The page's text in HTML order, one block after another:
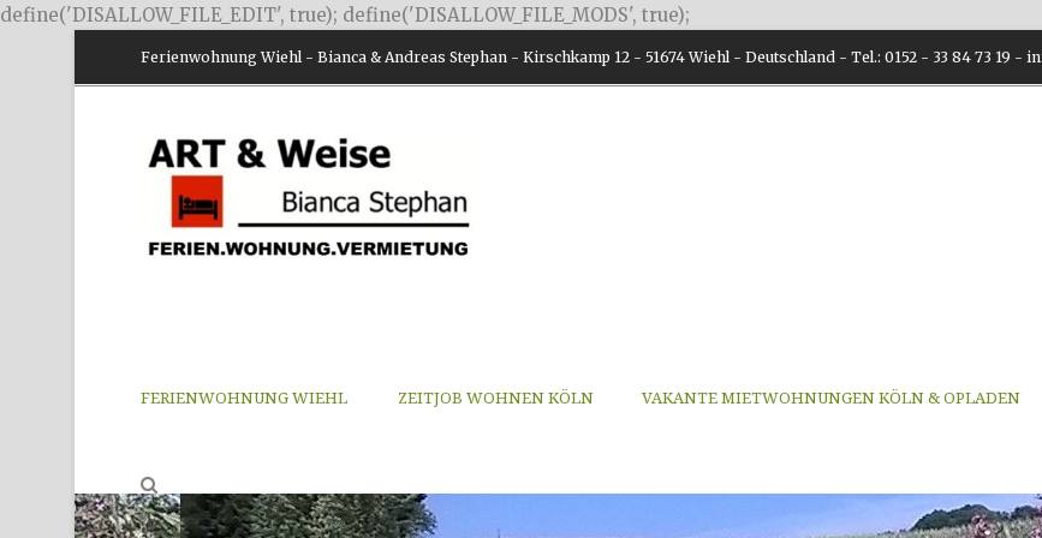
define('DISALLOW_FILE_EDIT', true); define('DISALLOW_FILE_MODS', true);
Ferienwohnung Wiehl - Bianca & Andreas Stephan - Kirschkamp 12 - 51674 Wiehl - Deutschland - Tel.: 0152 - 33 84 73 19 -
FERIENWOHNUNG WIEHL ZEITJOB WOHNEN KÖLN VAKANTE MIETWOHNUNGEN KÖLN & OPLADEN